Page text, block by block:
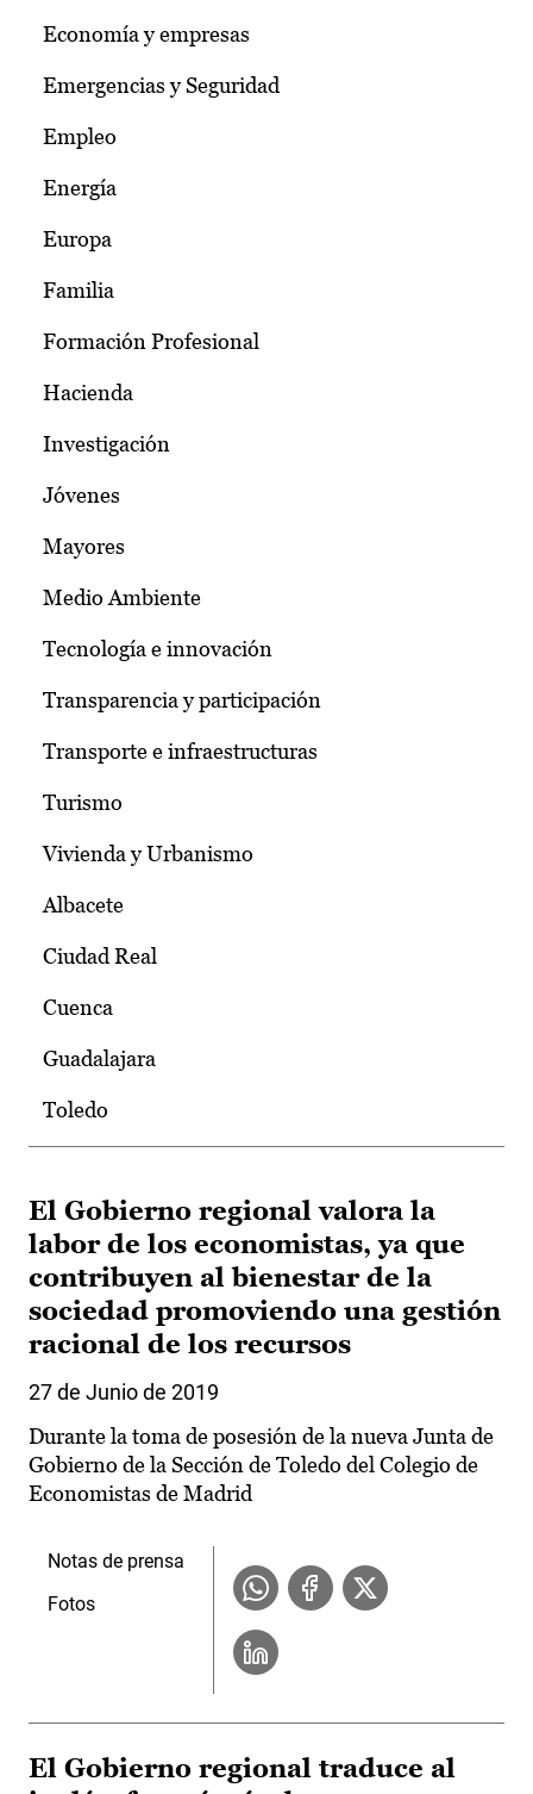
Economía y empresas
Emergencias y Seguridad
Empleo
Energía
Europa
Familia
Formación Profesional
Hacienda
Investigación
Jóvenes
Mayores
Medio Ambiente
Tecnología e innovación
Transparencia y participación
Transporte e infraestructuras
Turismo
Vivienda y Urbanismo
Albacete
Ciudad Real
Cuenca
Guadalajara
Toledo
El Gobierno regional valora la
labor de los economistas, ya que
contribuyen al bienestar de la
sociedad promoviendo una gestión
racional de los recursos
27 de Junio de 2019
Durante la toma de posesión de la nueva Junta de
Gobierno de la Sección de Toledo del Colegio de
Economistas de Madrid
Notas de prensa
Fotos
El Gobierno regional traduce al